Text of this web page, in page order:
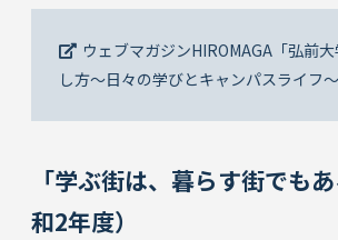
ウェブマガジンHIROMAGA「弘前
し方～日々の学びとキャンパスライフ～
「学ぶ街は、暮らす街でも
和2年度）